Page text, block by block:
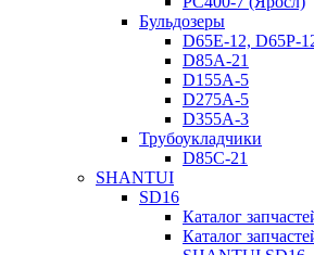
Бульдозеры
D65E-12, D65P-
D85A-21
D155A-5
D275A-5
D355A-3
Трубоукладчики
D85C-21
SHANTUI
SD16
Каталог
Каталог